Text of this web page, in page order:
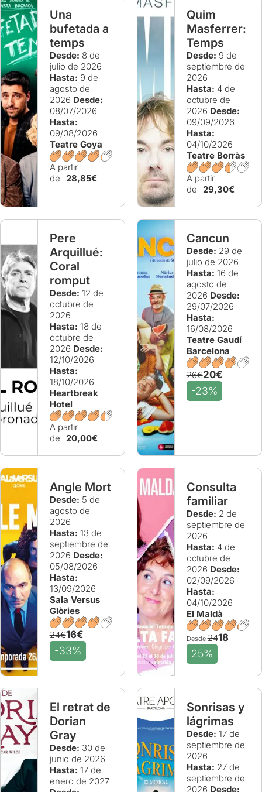
Una
bufetada a
temps
Desde: 8 de
julio de 2026
Hasta: 9 de
agosto de
2026 Desde:
08/07/2026
Hasta:
09/08/2026
Teatre Goya
A partir
de
28,85€
Quim
Masferrer:
Temps
Desde: 9 de
septiembre de
2026
Hasta: 4 de
octubre de
2026 Desde:
09/09/2026
Hasta:
04/10/2026
Teatre Borràs
A partir
de
29,30€
Pere
Arquillué:
Coral
romput
Desde: 12 de
octubre de
2026
Hasta: 18 de
octubre de
2026 Desde:
12/10/2026
Hasta:
18/10/2026
Heartbreak
Hotel
A partir
de
20,00€
Cancun
Desde: 29 de
julio de 2026
Hasta: 16 de
agosto de
2026 Desde:
29/07/2026
Hasta:
16/08/2026
Teatre Gaudí
Barcelona
26€20€
-23%
Angle Mort
Desde: 5 de
agosto de
2026
Hasta: 13 de
septiembre de
2026 Desde:
05/08/2026
Hasta:
13/09/2026
Sala Versus
Glòries
24€16€
-33%
Consulta
familiar
Desde: 2 de
septiembre de
2026
Hasta: 4 de
octubre de
2026 Desde:
02/09/2026
Hasta:
04/10/2026
El Maldà
Desde2418
25%
El retrat de
Dorian
Gray
Desde: 30 de
junio de 2026
Hasta: 17 de
enero de 2027
Sonrisas y
lágrimas
Desde: 17 de
septiembre de
2026
Hasta: 27 de
septiembre de
2026 Desde: